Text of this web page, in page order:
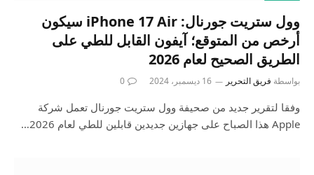
وول ستريت جورنال: iPhone 17 Air سيكون
أرخص من المتوقع؛ آيفون القابل للطي على
الطريق الصحيح لعام 2026
بواسطة فريق التحرير 16 ديسمبر، 2024 0
وفقا لتقرير جديد من صحيفة وول ستريت جورنال تعمل شركة
Apple هذا الصباح على جهازين جديدين قابلين للطي لعام 2026…